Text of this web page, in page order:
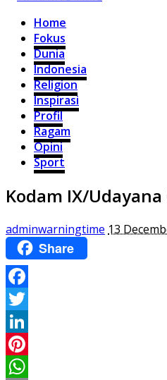
Home
Fokus
Dunia
Indonesia
Religion
Inspirasi
Profil
Ragam
Opini
Sport
Kodam IX/
adminwarningtime 13
Share
Facebook
Twitter
LinkedIn
Pinterest